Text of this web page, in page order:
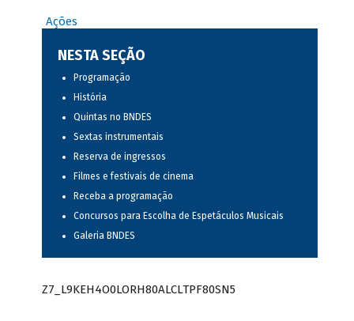
Ações
NESTA SEÇÃO
Programação
História
Quintas no BNDES
Sextas instrumentais
Reserva de ingressos
Filmes e festivais de cinema
Receba a programação
Concursos para Escolha de Espetáculos Musicais
Galeria BNDES
Z7_L9KEH4O0LORH80ALCLTPF80SN5